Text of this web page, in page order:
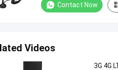
Contact Now
Videos
3G 4G